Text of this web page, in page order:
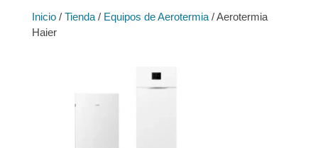
Inicio/ Tienda/ Equipos de Aerotermia/ Aerotermia
Haier